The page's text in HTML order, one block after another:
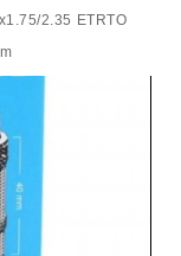
2.35 ETRTO